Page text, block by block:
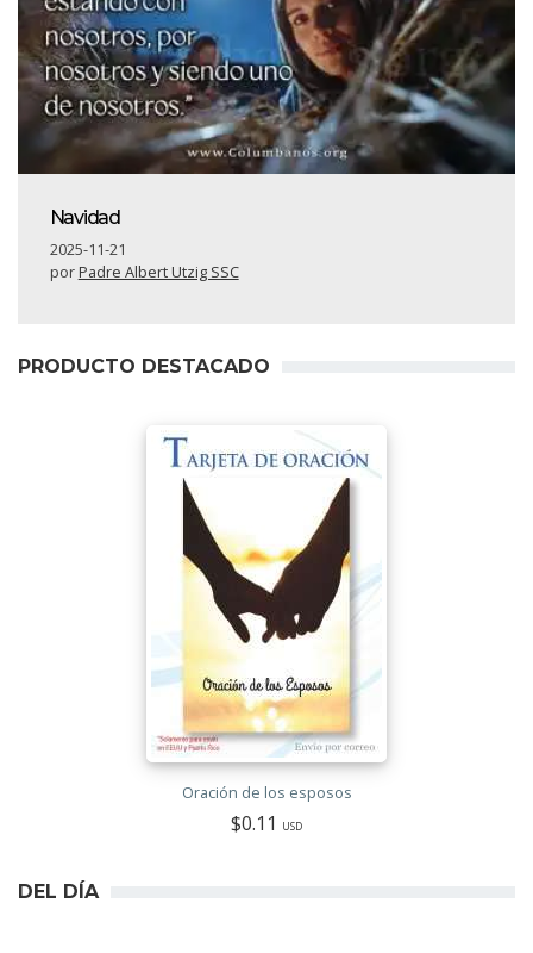
Navidad
2025-11-21
porPadre Albert Utzig SSC
PRODUCTO DESTACADO
Oración de los esposos
$0.11 USD
DEL DÍA